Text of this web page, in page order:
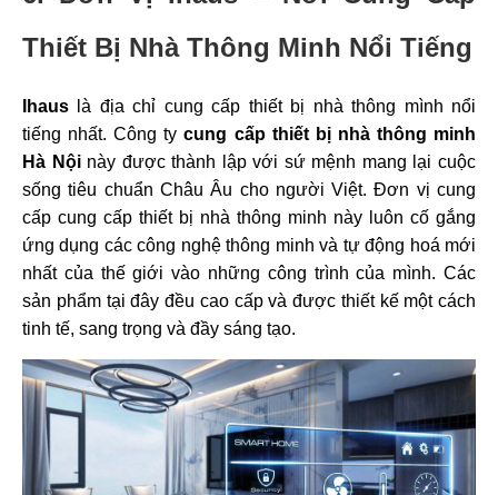
Thiết Bị Nhà Thông Minh Nổi Tiếng
Ihaus là địa chỉ cung cấp thiết bị nhà thông mình nổi
tiếng nhất. Công tycung cấp thiết bị nhà thông minh
Hà Nội này được thành lập với sứ mệnh mang lại cuộc
sống tiêu chuẩn Châu Âu cho người Việt. Đơn vị cung
cấp cung cấp thiết bị nhà thông minh này luôn cố gắng
ứng dụng các công nghệ thông minh và tự động hoá mới
nhất của thế giới vào những công trình của mình. Các
sản phẩm tại đây đều cao cấp và được thiết kế một cách
tinh tế, sang trọng và đầy sáng tạo.